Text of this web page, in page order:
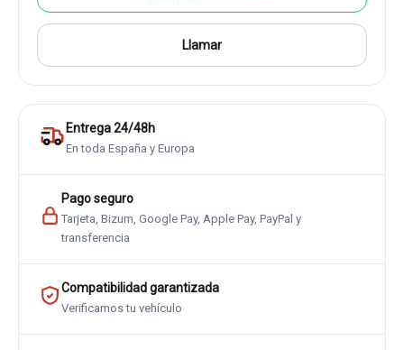
Llamar
Entrega 24/48h
En toda España y Europa
Pago seguro
Tarjeta, Bizum, Google Pay, Apple Pay, PayPal y
transferencia
Compatibilidad garantizada
Verificamos tu vehículo